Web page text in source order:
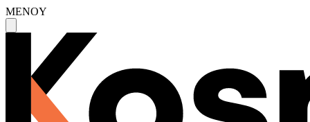
MENOY